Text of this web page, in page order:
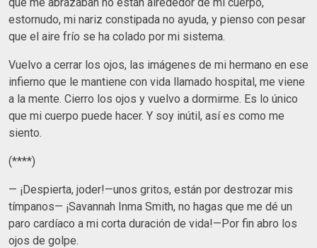
estornudo, mi nariz constipada no ayuda, y pienso con pesar
que el aire frío se ha colado por mi sistema.
Vuelvo a cerrar los ojos, las imágenes de mi hermano en ese
infierno que le mantiene con vida llamado hospital, me viene
a la mente. Cierro los ojos y vuelvo a dormirme. Es lo único
que mi cuerpo puede hacer. Y soy inútil, así es como me
siento.
(****)
— ¡Despierta, joder!—unos gritos, están por destrozar mis
tímpanos— ¡Savannah Inma Smith, no hagas que me dé un
paro cardíaco a mi corta duración de vida!—Por fin abro los
ojos de golpe.